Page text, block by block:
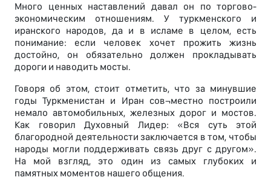
Много ценных наставлений давал он по торгово-
экономическим отношениям. У туркменского и
иранского народов, да и в исламе в целом, есть
понимание: если человек хочет прожить жизнь
достойно, он обязательно должен прокладывать
дороги и наводить мосты.
Говоря об этом, стоит отметить, что за минувшие
годы Туркменистан и Иран сов¬местно построили
немало автомобильных, железных дорог и мостов.
Как говорил Духовный Лидер: «Вся суть этой
благородной деятельности заключается в том, чтобы
народы могли поддерживать связь друг с другом».
На мой взгляд, это один из самых глубоких и
памятных моментов нашего общения.